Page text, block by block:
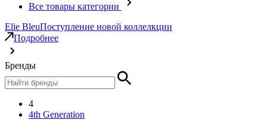
Все товары категории
Elie BleuПоступление новой коллелкции
Подробнее
Бренды
4
4th Generation